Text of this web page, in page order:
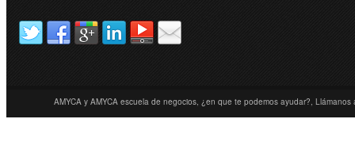
AMYCA y AMYCA escuela de negocios, ¿en que te podemos ayudar?,